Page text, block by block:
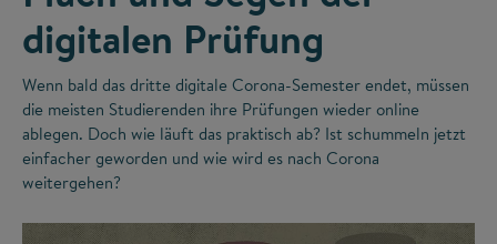
digitalen Prüfung
Wenn bald das dritte digitale Corona-Semester endet, müssen
die meisten Studierenden ihre Prüfungen wieder online
ablegen. Doch wie läuft das praktisch ab? Ist schummeln jetzt
einfacher geworden und wie wird es nach Corona
weitergehen?